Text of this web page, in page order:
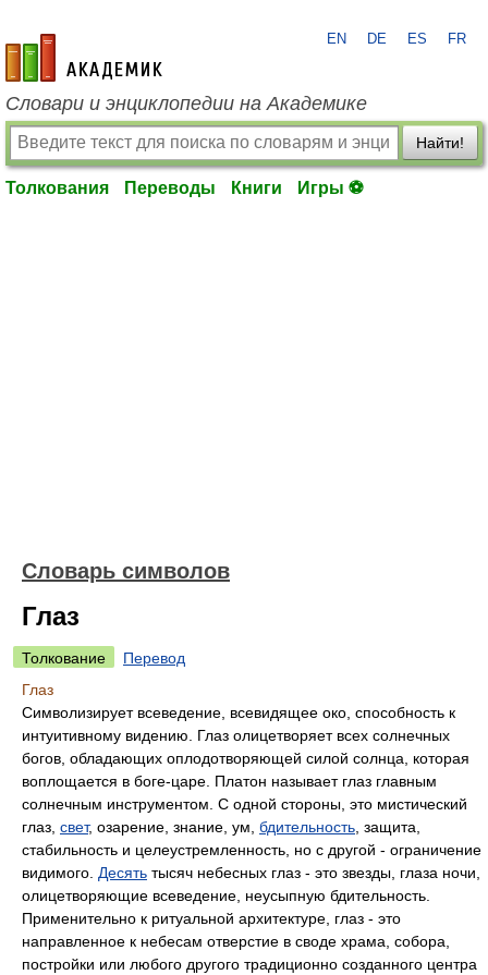
academic.ru
EN DE ES FR
Словари и энциклопедии на Академике
Найти!
Толкования Переводы Книги Игры ⚽
Словарь символов
Глаз
Толкование
Перевод
Глаз
Символизирует всеведение, всевидящее око, способность к
интуитивному видению. Глаз олицетворяет всех солнечных
богов, обладающих оплодотворяющей силой солнца, которая
воплощается в боге-царе. Платон называет глаз главным
солнечным инструментом. С одной стороны, это мистический
глаз, свет, озарение, знание, ум, бдительность , защита,
стабильность и целеустремленность, но с другой - ограничение
видимого. Десять тысяч небесных глаз - это звезды, глаза ночи,
олицетворяющие всеведение, неусыпную бдительность.
Применительно к ритуальной архитектуре, глаз - это
направленное к небесам отверстие в своде храма, собора,
постройки или любого другого традиционно созданного центра